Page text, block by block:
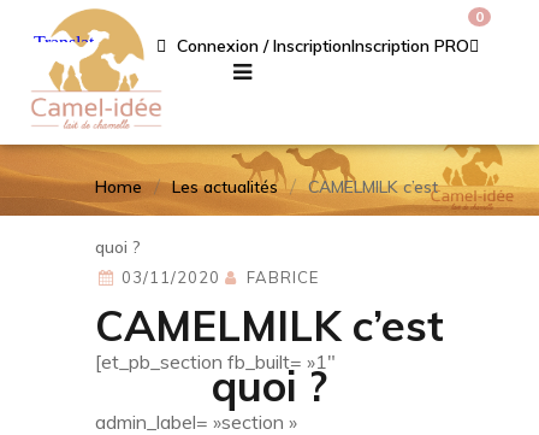
Connexion / InscriptionInscription PRO
0
Home Les actualités CAMELMILK c’est
quoi ?
CAMELMILK c’est
quoi ?
03/11/2020 FABRICE
[et_pb_section fb_built= »1″
admin_label= »section »